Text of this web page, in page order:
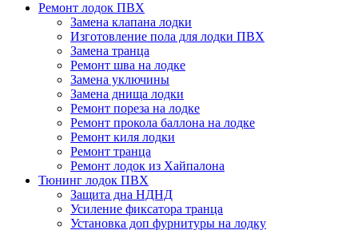
Ремонт лодок ПВХ
Замена клапана лодки
Изготовление пола для лодки ПВХ
Замена транца
Ремонт шва на лодке
Замена уключины
Замена днища лодки
Ремонт пореза на лодке
Ремонт прокола баллона на лодке
Ремонт киля лодки
Ремонт транца
Ремонт лодок из Хайпалона
Тюнинг лодок ПВХ
Защита дна НДНД
Усиление фиксатора транца
Установка доп фурнитуры на лодку